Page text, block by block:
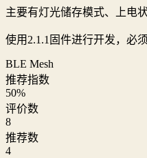
主要有灯光储存模式、上电
使用2.1.1固件进行开发，必
BLE Mesh
推荐指数
50%
评价数
8
推荐数
4